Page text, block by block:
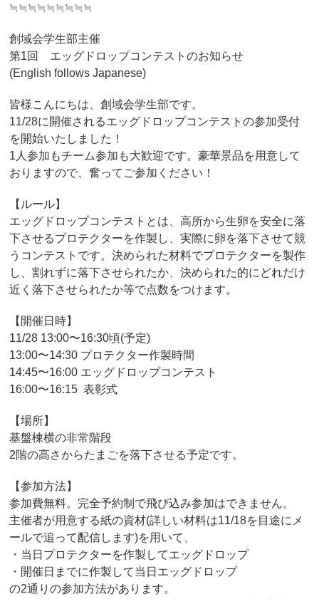
≒≒≒≒≒≒≒≒≒
創域会学生部主催
第1回 エッグドロップコンテストのお知らせ
(English follows Japanese)
皆様こんにちは、創域会学生部です。
11/28に開催されるエッグドロップコンテストの参加受付
を開始いたしました！
1人参加もチーム参加も大歓迎です。豪華景品を用意して
おりますので、奮ってご参加ください！
【ルール】
エッグドロップコンテストとは、高所から生卵を安全に落
下させるプロテクターを作製し、実際に卵を落下させて競
うコンテストです。決められた材料でプロテクターを製作
し、割れずに落下させられたか、決められた的にどれだけ
近く落下させられたか等で点数をつけます。
【開催日時】
11/28 13:00〜16:30頃(予定)
13:00〜14:30 プロテクター作製時間
14:45〜16:00 エッグドロップコンテスト
16:00〜16:15 表彰式
【場所】
基盤棟横の非常階段
2階の高さからたまごを落下させる予定です。
【参加方法】
参加費無料。完全予約制で飛び込み参加はできません。
主催者が用意する紙の資材(詳しい材料は11/18を目途にメ
ールで追って配信します)を用いて、
・当日プロテクターを作製してエッグドロップ
・開催日までに作製して当日エッグドロップ
の2通りの参加方法があります。